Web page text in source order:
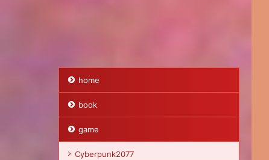
home
book
game
Cyberpunk2077